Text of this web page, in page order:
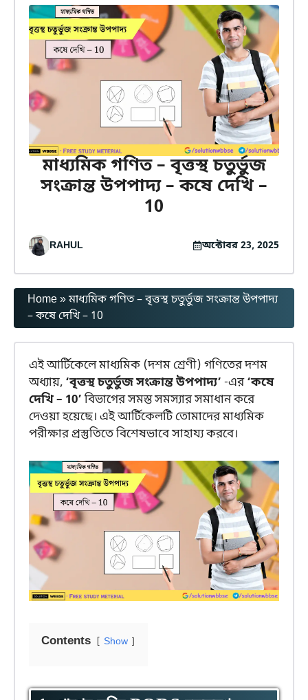
মাধ্যমিক গণিত – বৃত্তস্থ চতুর্ভুজ
সংক্রান্ত উপপাদ্য – কষে দেখি –
10
RAHUL অক্টোবর 23, 2025
Home»মাধ্যমিক গণিত – বৃত্তস্থ চতুর্ভুজ সংক্রান্ত উপপাদ্য
– কষে দেখি – 10
এই আর্টিকেলে মাধ্যমিক (দশম শ্রেণী) গণিতের দশম
অধ্যায়, ‘বৃত্তস্থ চতুর্ভুজ সংক্রান্ত উপপাদ্য’ -এর‘কষে
দেখি – 10’বিভাগের সমস্ত সমস্যার সমাধান করে
দেওয়া হয়েছে। এই আর্টিকেলটি তোমাদের মাধ্যমিক
পরীক্ষার প্রস্তুতিতে বিশেষভাবে সাহায্য করবে।
Contents Show